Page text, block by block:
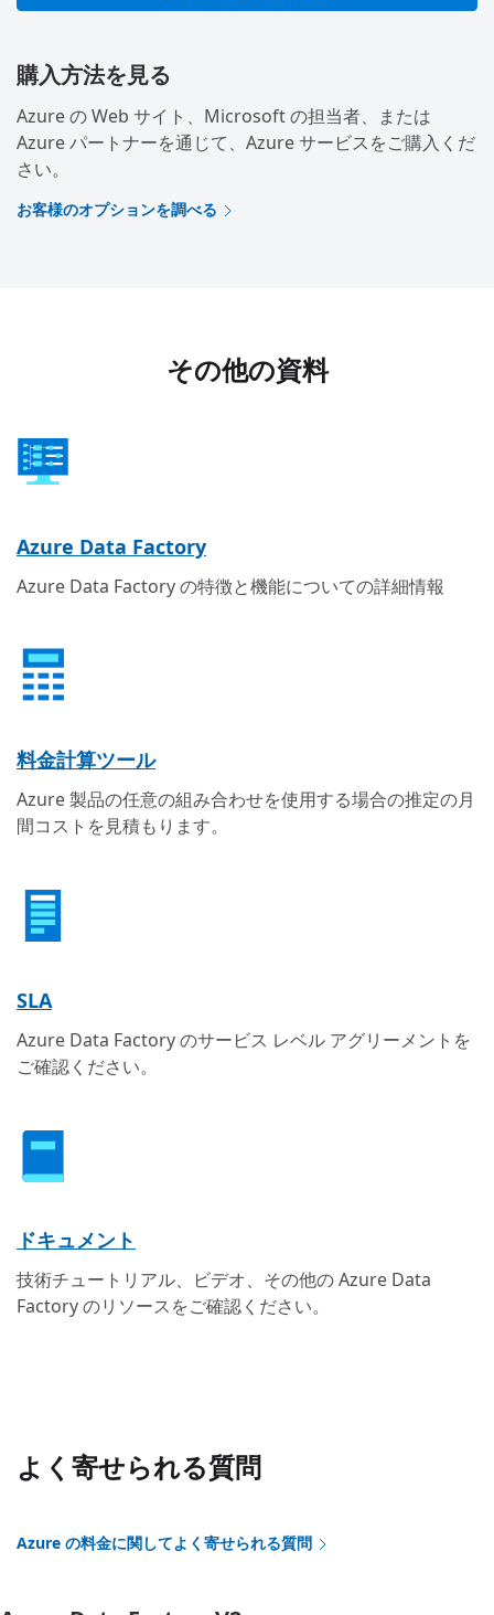
購入方法を見る
Azure の Web サイト、Microsoft の担当者、または
Azure パートナーを通じて、Azure サービスをご購入くだ
さい。
お客様のオプションを調べる
その他の資料
Azure Data Factory
Azure Data Factory の特徴と機能についての詳細情報
料金計算ツール
Azure 製品の任意の組み合わせを使用する場合の推定の月
間コストを見積もります。
SLA
Azure Data Factory のサービス レベル アグリーメントを
ご確認ください。
ドキュメント
技術チュートリアル、ビデオ、その他の Azure Data
Factory のリソースをご確認ください。
よく寄せられる質問
Azure の料金に関してよく寄せられる質問